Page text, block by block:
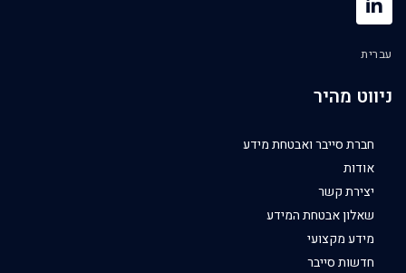
עברית
ניווט מהיר
חברת סייבר ואבטחת מידע
אודות
יצירת קשר
שאלון אבטחת המידע
מידע מקצועי
חדשות סייבר